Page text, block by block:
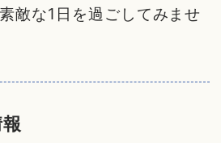
敵な1日を過ごしてみませ